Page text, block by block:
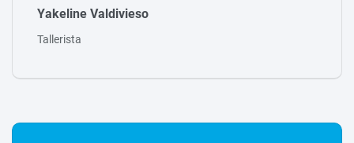
Nicolas Maldonado
Tallerista